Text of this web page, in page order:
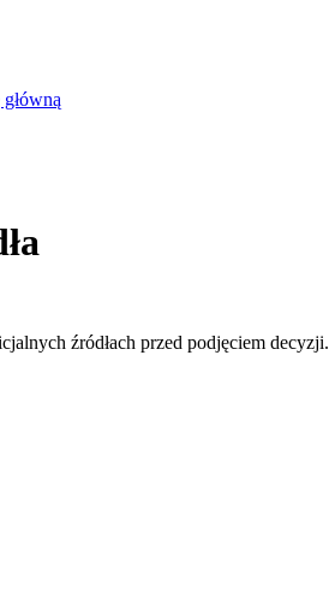
źródłach przed podjęciem decyzji.